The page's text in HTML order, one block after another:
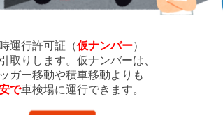
運行許可証（仮ナンバー）
取りします。仮ナンバーは、
ガー移動や積車移動よりも
で車検場に運行できます。